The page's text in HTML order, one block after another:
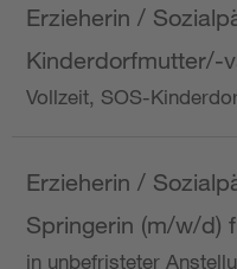
Erzieherin /
Kinderdorfmutter/-
Vollzeit, SOS-
Erzieherin /
Springerin (m/w/d)
in unbefristeter